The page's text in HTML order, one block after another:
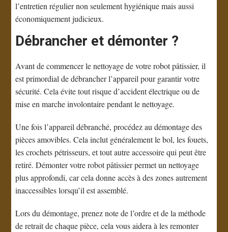
l’entretien régulier non seulement hygiénique mais aussi
économiquement judicieux.
Débrancher et démonter ?
Avant de commencer le nettoyage de votre robot pâtissier, il
est primordial de débrancher l’appareil pour garantir votre
sécurité. Cela évite tout risque d’accident électrique ou de
mise en marche involontaire pendant le nettoyage.
Une fois l’appareil débranché, procédez au démontage des
pièces amovibles. Cela inclut généralement le bol, les fouets,
les crochets pétrisseurs, et tout autre accessoire qui peut être
retiré. Démonter votre robot pâtissier permet un nettoyage
plus approfondi, car cela donne accès à des zones autrement
inaccessibles lorsqu’il est assemblé.
Lors du démontage, prenez note de l’ordre et de la méthode
de retrait de chaque pièce, cela vous aidera à les remonter